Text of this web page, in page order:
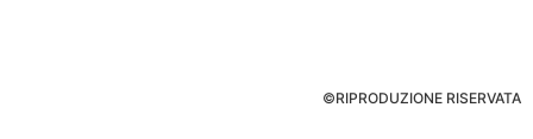
©RIPRODUZIONE RISERVATA